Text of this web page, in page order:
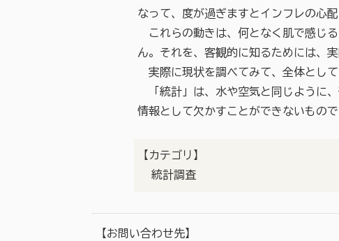
なって、度が過ぎますとインフレの心
これらの動きは、何となく肌で感じ
ん。それを、客観的に知るためには、
実際に現状を調べてみて、全体とし
「統計」は、水や空気と同じように
情報として欠かすことができないもの
【カテゴリ】
統計調査
【お問い合わせ先】